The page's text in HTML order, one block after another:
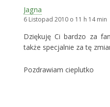
Jagna
6 Listopad 2010 o 11 h 14 min
Dziękuję Ci bardzo za
także specjalnie za tę
Pozdrawiam cieplutko